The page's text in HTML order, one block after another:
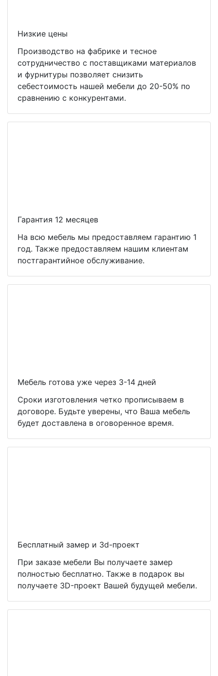
Низкие цены
Производство на фабрике и тесное
сотрудничество с поставщиками материалов
и фурнитуры позволяет снизить
себестоимость нашей мебели до 20-50% по
сравнению с конкурентами.
Гарантия 12 месяцев
На всю мебель мы предоставляем гарантию 1
год. Также предоставляем нашим клиентам
постгарантийное обслуживание.
Мебель готова уже через 3-14 дней
Сроки изготовления четко прописываем в
договоре. Будьте уверены, что Ваша мебель
будет доставлена в оговоренное время.
Бесплатный замер и 3d-проект
При заказе мебели Вы получаете замер
полностью бесплатно. Также в подарок вы
получаете 3D-проект Вашей будущей мебели.